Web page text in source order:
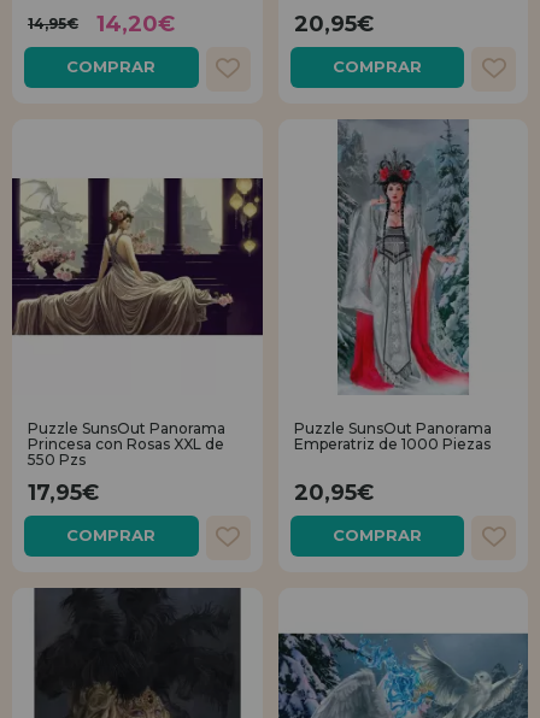
REGISTRO DISTRIBUIDOR
14,95€
14,20€
COMPRAR
20,95€
COMPRAR
Puzzle SunsOut Panorama
Princesa con Rosas XXL de
550 Pzs
17,95€
COMPRAR
Puzzle SunsOut Panorama
Emperatriz de 1000 Piezas
20,95€
COMPRAR